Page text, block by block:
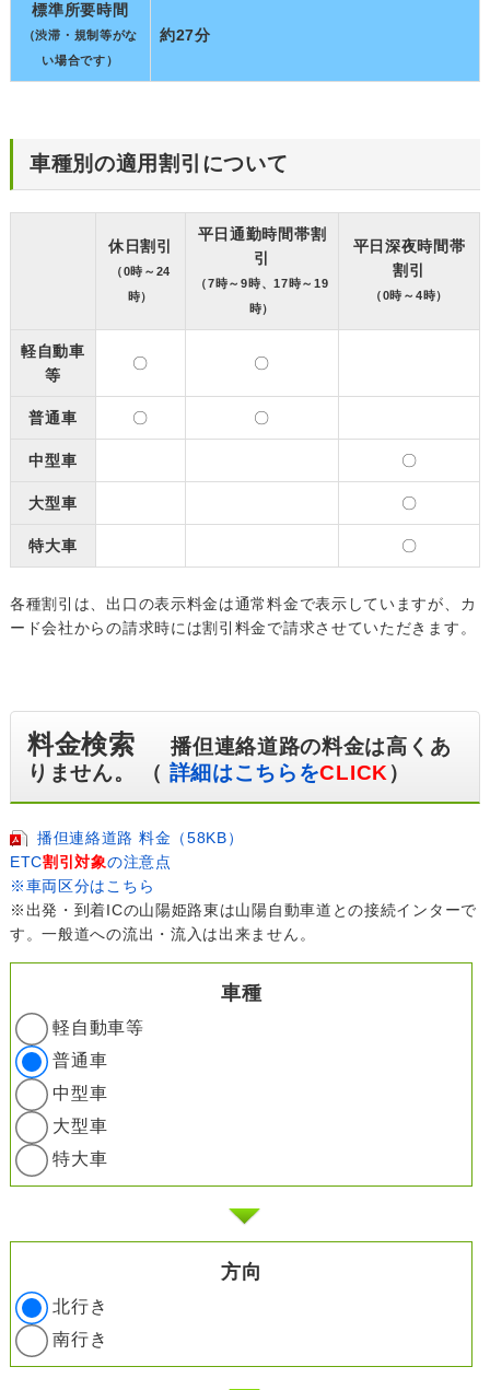
標準所要時間
（渋滞・規制等がな
い場合です）
約27分
車種別の適用割引について
休日割引
（0時～24
時）
平日通勤時間帯割
引
（7時～9時、17時～19
時）
平日深夜時間帯
割引
（0時～4時）
軽自動車
等
〇 〇
普通車 〇 〇
中型車 〇
大型車 〇
特大車 〇
各種割引は、出口の表示料金は通常料金で表示していますが、カ
ード会社からの請求時には割引料金で請求させていただきます。
料金検索播但連絡道路の料金は高くあ
りません。 （ 詳細はこちらをCLICK ）
播但連絡道路 料金（58KB）
ETC割引対象の注意点
※車両区分はこちら
※出発・到着ICの山陽姫路東は山陽自動車道との接続インターで
す。一般道への流出・流入は出来ません。
車種
軽自動車等
普通車
中型車
大型車
特大車
方向
北行き
南行き